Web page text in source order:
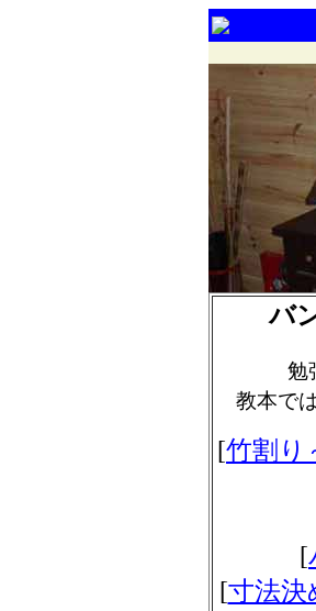
バ
勉
教本で
[竹割り
[
[寸法決